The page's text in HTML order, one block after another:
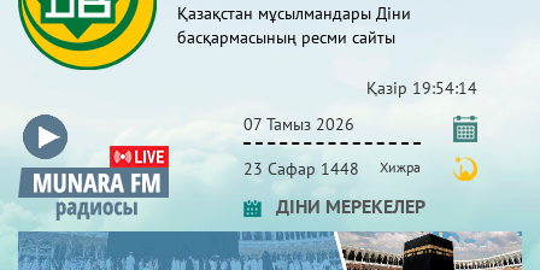
Қазақстан мұсылмандары Діни
басқармасының ресми сайты
Қазір 19:54:15
07 Тамыз 2026
23 Сафар 1448 Хижра
ДІНИ МЕРЕКЕЛЕР